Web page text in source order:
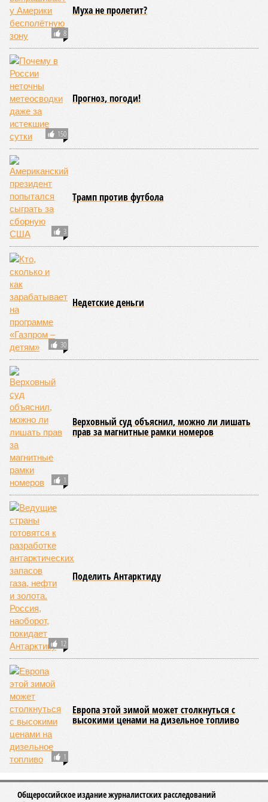
Финляндии
отказался признать
Россию угрозой для
Европы
Новости smi2.ru
Версия //Конфликт
«Сказочного леса» пайщики ЖК «Станция Л» продолжают ждать от
компании Capital Group начала реальной достройки
В нескольких станциях от уже сданного «Сказочного
леса» пайщики ЖК «Станция Л» продолжают ждать от
компании Capital Group начала реальной достройки
«Станция ожидания» для дольщиков
В нескольких станциях от уже сданного «Сказочного леса» пайщики ЖК
«Станция Л» продолжают ждать от компании Capital Group начала
реальной достройки (изображение сгенерировано ИИ)
Пока в Ярославском районе СВАО дольщики «Сказочного леса»
уже получают ключи – в мае 2026 года были получены
заключение о соответствии проектной документации и
разрешение на ввод жилищного комплекса в эксплуатацию –
совсем недалеко, в паре станций метро южнее, на Люблинской
улице, картина, можно сказать, прямо противоположная.
ЖК «Светлый мир «Станция Л»: та же группа компаний-
банкрот Seven Suns Development, та же
схема достройки через Capital Group осенью 2024 года, но
за прошедшие два года результатов, по словам дольщиков,
практически не видно. По
порталов, первую очередь ЖК строители обещают сдать к
декабрю 2026 г., вторую – к марту 2028-го. Но никто при
этом из кураторов стройки не задается вопросом: как эти
сроки должны материализоваться? На строительной
площадке, по свидетельствам дольщиков, регулярно
бывающих у забора, какая-либо техника отсутствует. Ни
бетононасосов, ни работающих кранов, ни признаков
мобилизации подрядчиков. При том, что до «декабря 2026»